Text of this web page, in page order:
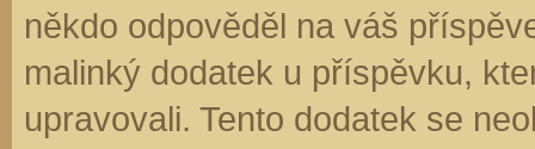
někdo odpověděl na váš
malinký dodatek u příspěvku,
upravovali. Tento dodatek se